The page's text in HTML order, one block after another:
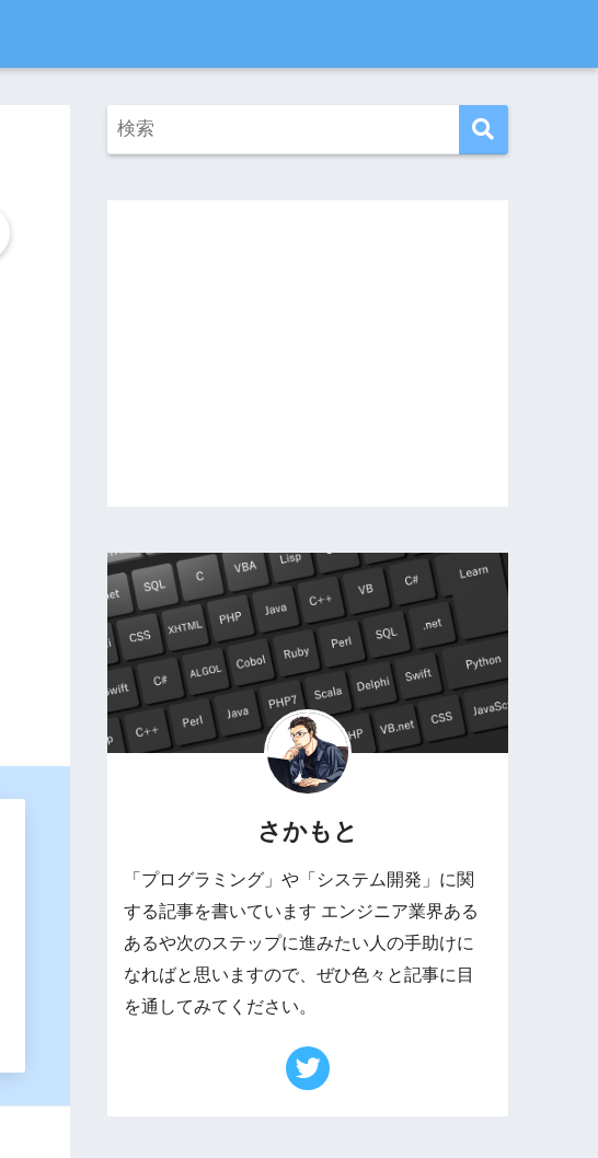
さかもと
「プログラミング」や「システム開発」に関
する記事を書いています エンジニア業界ある
あるや次のステップに進みたい人の手助けに
なればと思いますので、ぜひ色々と記事に目
を通してみてください。